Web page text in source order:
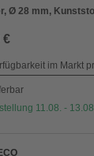
Ø 28 mm,
€
im Markt
11.08. -